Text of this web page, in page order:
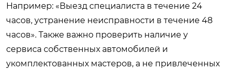
Например: «Выезд специалиста в течение 24
часов, устранение неисправности в течение 48
часов». Также важно проверить наличие у
сервиса собственных автомобилей и
укомплектованных мастеров, а не привлеченных